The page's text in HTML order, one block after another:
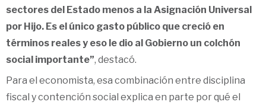
sectores del Estado menos a la Asignación Universal
por Hijo. Es el único gasto público que creció en
términos reales y eso le dio al Gobierno un colchón
social importante”, destacó.
Para el economista, esa combinación entre disciplina
fiscal y contención social explica en parte por qué el